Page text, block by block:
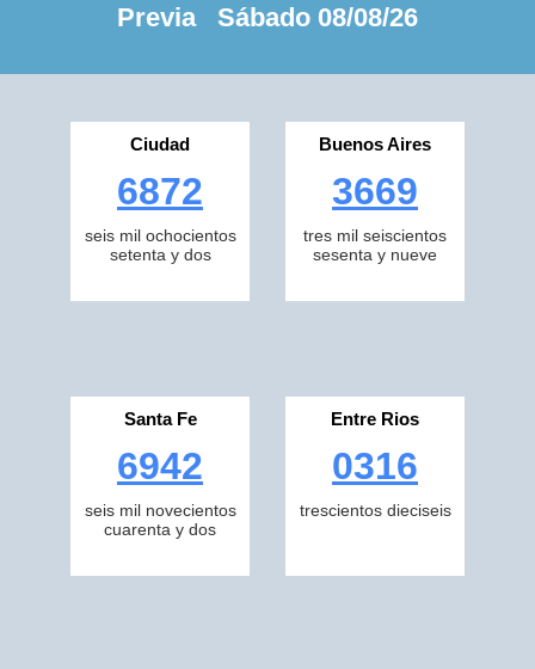
Previa Sábado 08/08/26
Ciudad
6872
seis mil ochocientos
setenta y dos
Buenos Aires
3669
tres mil seiscientos
sesenta y nueve
Santa Fe
6942
seis mil novecientos
cuarenta y dos
Entre Rios
0316
trescientos dieciseis